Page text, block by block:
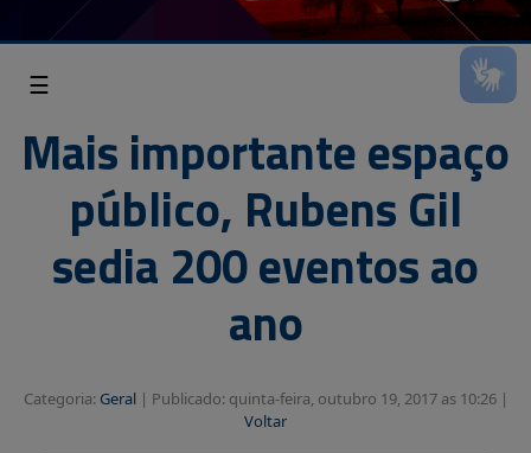
☰
Mais importante espaço
público, Rubens Gil
sedia 200 eventos ao
ano
Categoria: Geral| Publicado: quinta-feira, outubro 19, 2017 as 10:26 |
Voltar